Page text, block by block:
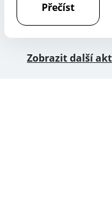
Přečíst
Zobrazit další